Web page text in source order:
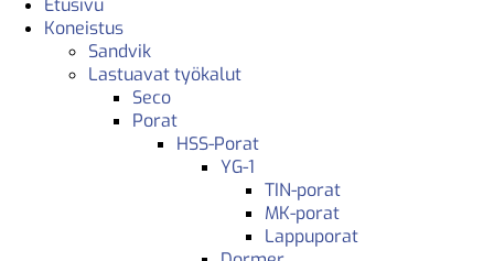
Etusivu
Koneistus
Sandvik
Lastuavat työkalut
Seco
Porat
HSS-Porat
YG-1
TIN-porat
MK-porat
Lappuporat